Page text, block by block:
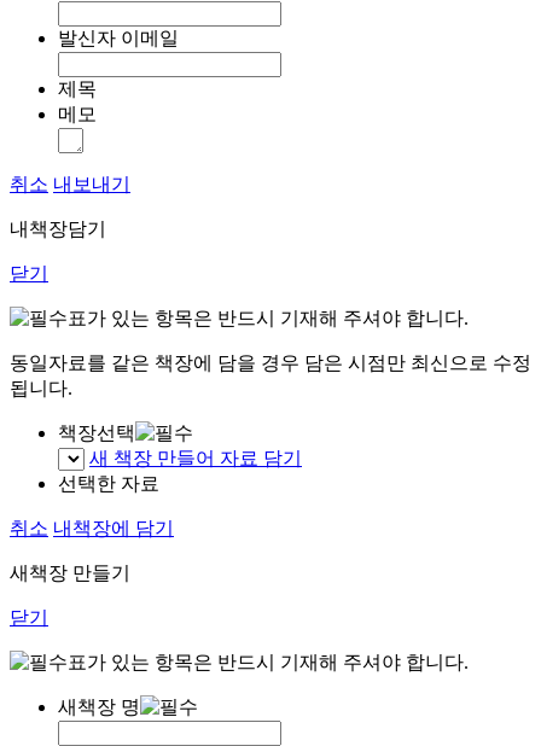
발신자 이메일
제목
메모
취소 내보내기
내책장담기
닫기
표가 있는 항목은 반드시 기재해 주셔야 합니다.
동일자료를 같은 책장에 담을 경우 담은 시점만 최신으로 수정
됩니다.
책장선택
새 책장 만들어 자료 담기
선택한 자료
취소 내책장에 담기
새책장 만들기
닫기
표가 있는 항목은 반드시 기재해 주셔야 합니다.
새책장 명